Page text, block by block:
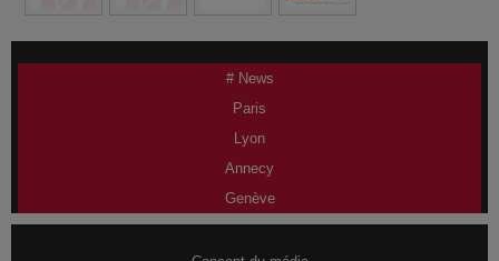
# News
Paris
Lyon
Annecy
Genève